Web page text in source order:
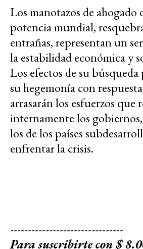
Los manotazos de ahogado
potencia mundial,
entrañas, representan un
la estabilidad económica y
Los efectos de su
su hegemonía con
arrasarán los esfuerzos que
internamente los
los de los países
enfrentar la crisis.
--------------------------------
Para suscribirte con $